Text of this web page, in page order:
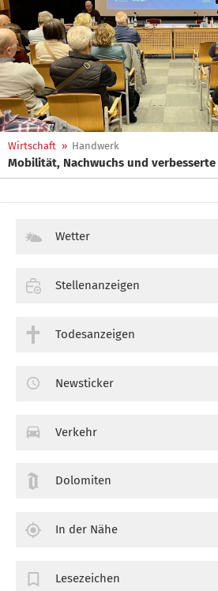
Wirtschaft » Handwerk
Mobilität, Nachwuchs und
Wetter
Stellenanzeigen
Todesanzeigen
Newsticker
Verkehr
Dolomiten
In der Nähe
Lesezeichen